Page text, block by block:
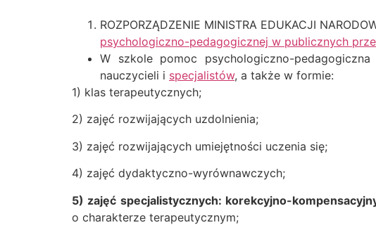
ROZPORZĄDZENIE MINISTRA EDUKACJI
psychologiczno-pedagogicznej w publicznych
W szkole pomoc psychologiczno-
nauczycieli i specjalistów, a także w formie:
1) klas terapeutycznych;
2) zajęć rozwijających uzdolnienia;
3) zajęć rozwijających umiejętności uczenia się;
4) zajęć dydaktyczno-wyrównawczych;
5) zajęć specjalistycznych: korekcyjno-
o charakterze terapeutycznym;